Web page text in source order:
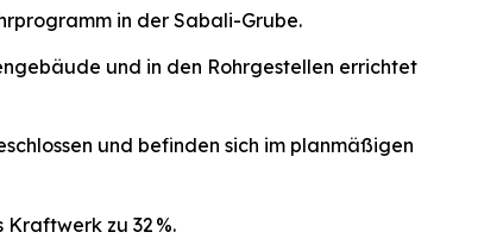
in der Sabali-Grube.
und in den Rohrgestellen errichtet
und befinden sich im planmäßigen
zu 32 %.